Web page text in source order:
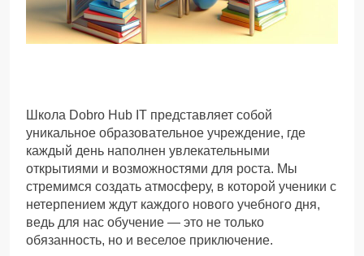
Школа Dobro Hub IT представляет собой
уникальное образовательное учреждение, где
каждый день наполнен увлекательными
открытиями и возможностями для роста. Мы
стремимся создать атмосферу, в которой ученики с
нетерпением ждут каждого нового учебного дня,
ведь для нас обучение — это не только
обязанность, но и веселое приключение.